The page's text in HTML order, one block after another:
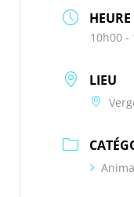
HEURE
10h00 -
LIEU